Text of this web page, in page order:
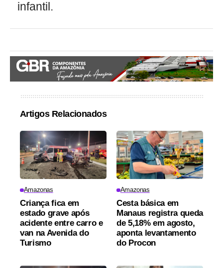
infantil.
Artigos Relacionados
Amazonas
Criança fica em
estado grave após
acidente entre carro e
van na Avenida do
Turismo
Amazonas
Cesta básica em
Manaus registra queda
de 5,18% em agosto,
aponta levantamento
do Procon